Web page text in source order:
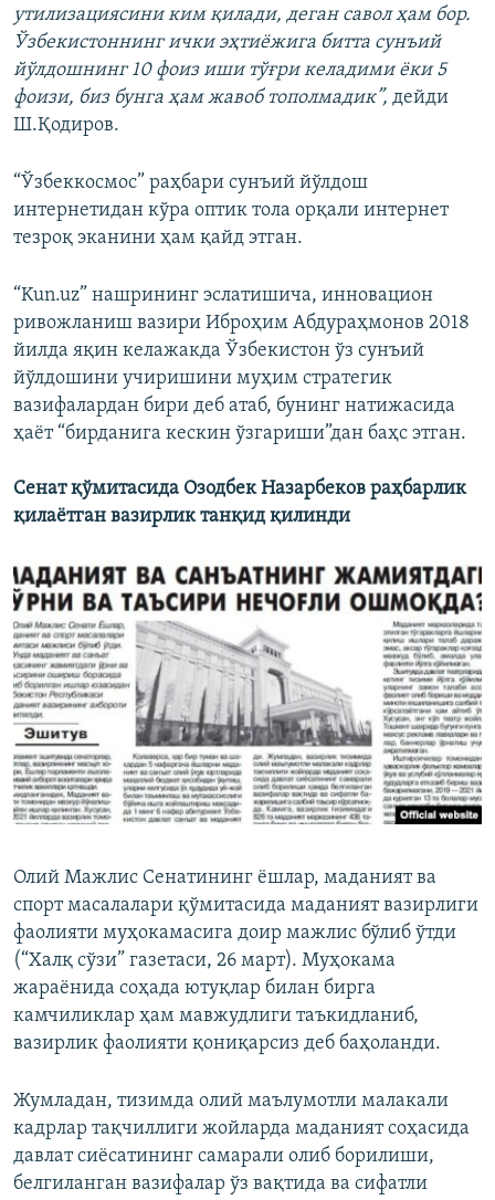
утилизациясини ким қилади, деган савол ҳам бор.
Ўзбекистоннинг ички эҳтиёжига битта сунъий
йўлдошнинг 10 фоиз иши тўғри келадими ёки 5
фоизи, биз бунга ҳам жавоб тополмадик”, дейди
Ш.Қодиров.
“Ўзбеккосмос” раҳбари сунъий йўлдош
интернетидан кўра оптик тола орқали интернет
тезроқ эканини ҳам қайд этган.
“Kun.uz” нашрининг эслатишича, инновацион
ривожланиш вазири Иброҳим Абдураҳмонов 2018
йилда яқин келажакда Ўзбекистон ўз сунъий
йўлдошини учиришини муҳим стратегик
вазифалардан бири деб атаб, бунинг натижасида
ҳаёт “бирданига кескин ўзгариши”дан баҳс этган.
Сенат қўмитасида Озодбек Назарбеков раҳбарлик
қилаётган вазирлик танқид қилинди
Олий Мажлис Сенатининг ёшлар, маданият ва
спорт масалалари қўмитасида маданият вазирлиги
фаолияти муҳокамасига доир мажлис бўлиб ўтди
(“Халқ сўзи” газетаси, 26 март). Муҳокама
жараёнида соҳада ютуқлар билан бирга
камчиликлар ҳам мавжудлиги таъкидланиб,
вазирлик фаолияти қониқарсиз деб баҳоланди.
Жумладан, тизимда олий маълумотли малакали
кадрлар тақчиллиги жойларда маданият соҳасида
давлат сиёсатининг самарали олиб борилиши,
белгиланган вазифалар ўз вақтида ва сифатли